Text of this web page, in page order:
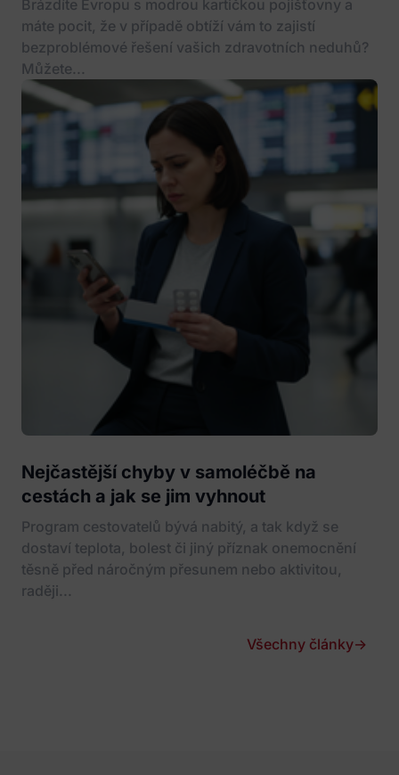
Brázdíte Evropu s modrou kartičkou pojišťovny a
máte pocit, že v případě obtíží vám to zajistí
bezproblémové řešení vašich zdravotních neduhů?
Můžete...
Nejčastější chyby v samoléčbě na
cestách a jak se jim vyhnout
Program cestovatelů bývá nabitý, a tak když se
dostaví teplota, bolest či jiný příznak onemocnění
těsně před náročným přesunem nebo aktivitou,
raději...
Všechny články→